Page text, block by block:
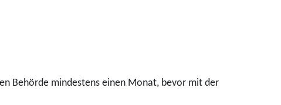
Behörde mindestens einen Monat, bevor mit der